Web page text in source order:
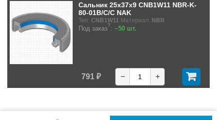
Сальник 25x37x9 CNB1W11 NBR-K-
80-01B/C/C NAK
Тип: CNB1W11 Материал: NBR
Под заказ?: ~50 шт.
791 ₽ − +